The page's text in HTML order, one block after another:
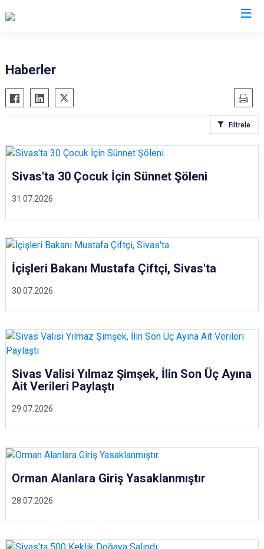
Haberler
Filtrele
31.07.2026
Sivas'ta 30 Çocuk İçin Sünnet Şöleni
30.07.2026
İçişleri Bakanı Mustafa Çiftçi, Sivas'ta
29.07.2026
Sivas Valisi Yılmaz Şimşek, İlin Son Üç Ayına
Ait Verileri Paylaştı
28.07.2026
Orman Alanlara Giriş Yasaklanmıştır